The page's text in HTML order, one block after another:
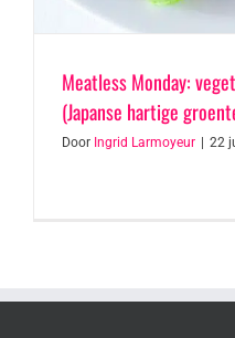
Meatless Monday:
(Japanse hartige
Door Ingrid Larmoyeur 22